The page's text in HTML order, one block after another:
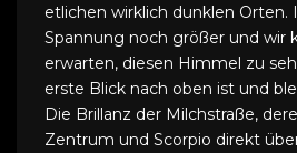
etlichen wirklich dunklen Orten.
Spannung noch größer und wir
erwarten, diesen Himmel zu
erste Blick nach oben ist und
Die Brillanz der Milchstraße,
Zentrum und Scorpio direkt